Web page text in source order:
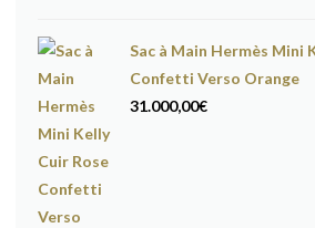
Sac à Main Hermès Mini
Confetti Verso Orange
31.000,00€